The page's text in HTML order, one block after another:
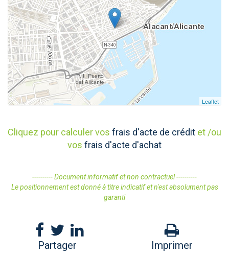
Leaflet
Cliquez pour calculer vos frais d'acte de crédit et /ou
vos frais d'acte d'achat
---------- Document informatif et non contractuel ----------
Le positionnement est donné à titre indicatif et n'est absolument pas
garanti
Partager Imprimer